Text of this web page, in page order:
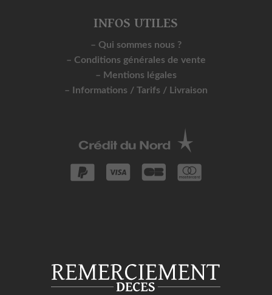
INFOS UTILES
– Qui sommes nous ?
– Conditions générales de vente
– Mentions légales
– Informations / Tarifs / Livraison